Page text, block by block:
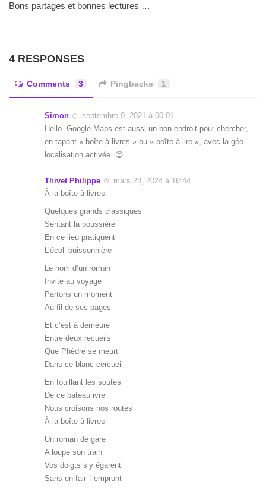
Bons partages et bonnes lectures …
4 RESPONSES
Comments 3 Pingbacks 1
Simon
septembre 9, 2021 à 00:01
Hello. Google Maps est aussi un bon endroit pour chercher,
en tapant « boîte à livres » ou « boîte à lire », avec la géo-
localisation activée. 😉
Thivet Philippe
mars 28, 2024 à 16:44
À la boîte à livres
Quelques grands classiques
Sentant la poussière
En ce lieu pratiquent
L’écol’ buissonnière
Le nom d’un roman
Invite au voyage
Partons un moment
Au fil de ses pages
Et c’est à demeure
Entre deux recueils
Que Phèdre se meurt
Dans ce blanc cercueil
En fouillant les soutes
De ce bateau ivre
Nous croisons nos routes
À la boîte à livres
Un roman de gare
A loupé son train
Vos doigts s’y égarent
Sans en fair’ l’emprunt